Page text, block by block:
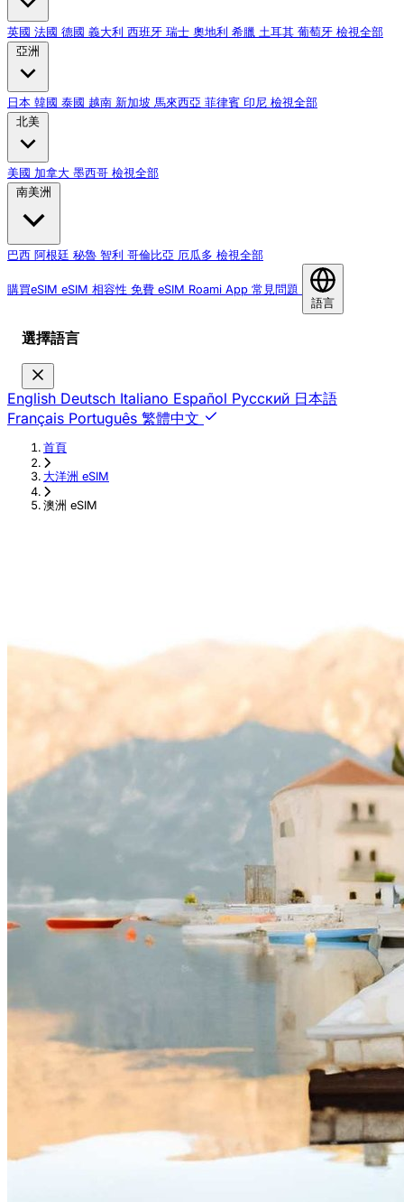
英國 法國 德國 義大利 西班牙 瑞士 奧地利 希臘 土耳其 葡萄牙 檢視全部
亞洲
日本 韓國 泰國 越南 新加坡 馬來西亞 菲律賓 印尼 檢視全部
北美
美國 加拿大 墨西哥 檢視全部
南美洲
巴西 阿根廷 秘魯 智利 哥倫比亞 厄瓜多 檢視全部
購買eSIM eSIM 相容性 免費 eSIM Roami App 常見問題
語言
選擇語言
English Deutsch Italiano Español Русский 日本語
Français Português 繁體中文
首頁
›
大洋洲 eSIM
›
澳洲 eSIM